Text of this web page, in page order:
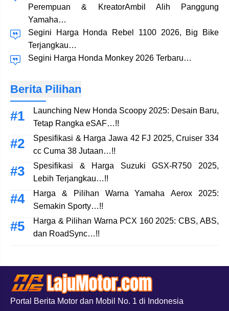
Perempuan & KreatorAmbil Alih Panggung
Yamaha…
Segini Harga Honda Rebel 1100 2026, Big Bike
Terjangkau…
Segini Harga Honda Monkey 2026 Terbaru…
Berita Pilihan
Launching New Honda Scoopy 2025: Desain Baru,
Tetap Rangka eSAF…!!
Spesifikasi & Harga Jawa 42 FJ 2025, Cruiser 334
cc Cuma 38 Jutaan…!!
Spesifikasi & Harga Suzuki GSX-R750 2025,
Lebih Terjangkau…!!
Harga & Pilihan Warna Yamaha Aerox 2025:
Semakin Sporty…!!
Harga & Pilihan Warna PCX 160 2025: CBS, ABS,
dan RoadSync…!!
Portal Berita Motor dan Mobil No. 1 di Indonesia